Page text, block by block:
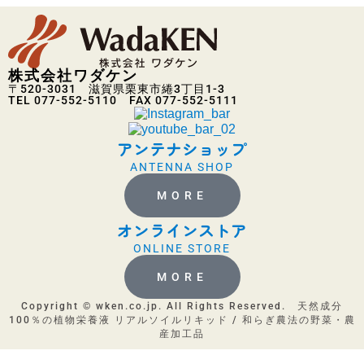
株式会社ワダケン
〒520-3031 滋賀県栗東市綣3丁目1-3
TEL 077-552-5110 FAX 077-552-5111
アンテナショップ
ANTENNA SHOP
MORE
オンラインストア
ONLINE STORE
MORE
Copyright © wken.co.jp. All Rights Reserved. 天然成分
100％の植物栄養液 リアルソイルリキッド / 和らぎ農法の野菜・農
産加工品